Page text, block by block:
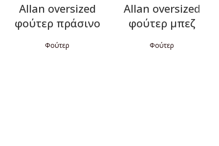
Allan oversized
φούτερ πράσινο
Φούτερ
Allan oversized
φούτερ μπεζ
Φούτερ